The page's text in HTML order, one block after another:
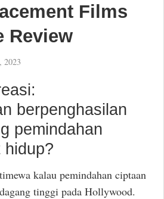
Films
Review
2023
berpenghasilan
pemindahan
hidup?
kalau pemindahan ciptaan
tinggi pada Hollywood.